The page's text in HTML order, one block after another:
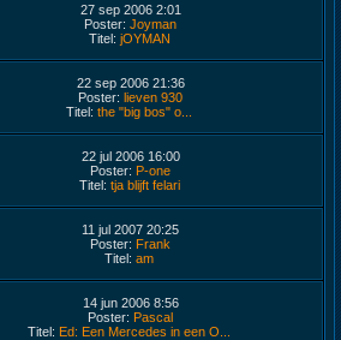
27 sep 2006 2:01
Poster: Joyman
Titel: jOYMAN
22 sep 2006 21:36
Poster: lieven 930
Titel: the "big bos" o...
22 jul 2006 16:00
Poster: P-one
Titel: tja blijft felari
11 jul 2007 20:25
Poster: Frank
Titel: am
14 jun 2006 8:56
Poster: Pascal
Titel: Ed: Een Mercedes in een O...